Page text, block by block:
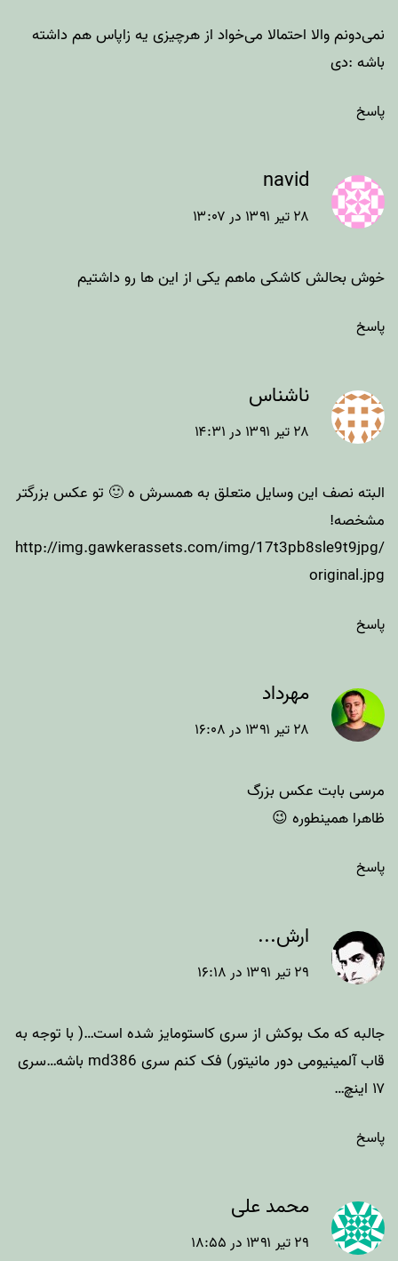
نمی‌دونم والا احتمالا می‌خواد از هرچیزی یه زاپاس هم داشته
باشه :دی
پاسخ
navid
۲۸ تیر ۱۳۹۱ در ۱۳:۰۷
خوش بحالش کاشکی ماهم یکی از این ها رو داشتیم
پاسخ
ناشناس
۲۸ تیر ۱۳۹۱ در ۱۴:۳۱
البته نصف این وسایل متعلق به همسرش ه 🙂 تو عکس بزرگتر
مشخصه!
http://img.gawkerassets.com/img/17t3pb8sle9t9jpg/
original.jpg
پاسخ
مهرداد
۲۸ تیر ۱۳۹۱ در ۱۶:۰۸
مرسی بابت عکس بزرگ
ظاهرا همینطوره 😉
پاسخ
ارش...
۲۹ تیر ۱۳۹۱ در ۱۶:۱۸
جالبه که مک بوکش از سری کاستومایز شده است…( با توجه به
قاب آلمینیومی دور مانیتور) فک کنم سری md386 باشه…سری
۱۷ اینچ…
پاسخ
محمد علی
۲۹ تیر ۱۳۹۱ در ۱۸:۵۵